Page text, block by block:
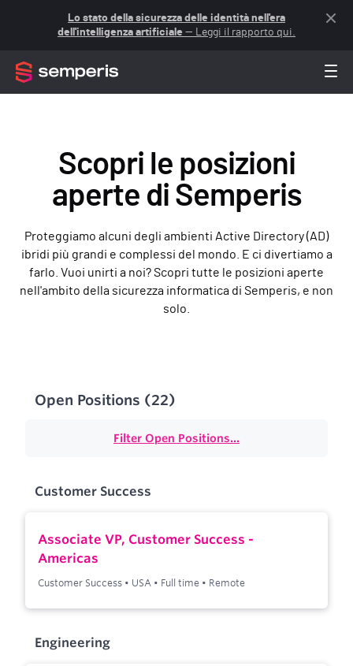
Lo stato della sicurezza delle identità nell'era
dell'intelligenza artificiale — Leggi il rapporto qui.
Scopri le posizioni
aperte di Semperis
Proteggiamo alcuni degli ambienti Active Directory (AD)
ibridi più grandi e complessi del mondo. E ci divertiamo a
farlo. Vuoi unirti a noi? Scopri tutte le posizioni aperte
nell'ambito della sicurezza informatica di Semperis, e non
solo.